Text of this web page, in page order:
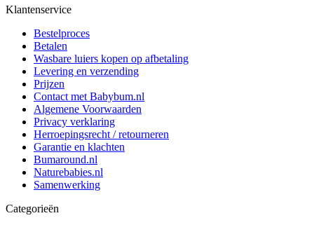
Klantenservice
Bestelproces
Betalen
Wasbare luiers kopen op afbetaling
Levering en verzending
Prijzen
Contact met Babybum.nl
Algemene Voorwaarden
Privacy verklaring
Herroepingsrecht / retourneren
Garantie en klachten
Bumaround.nl
Naturebabies.nl
Samenwerking
Categorieën